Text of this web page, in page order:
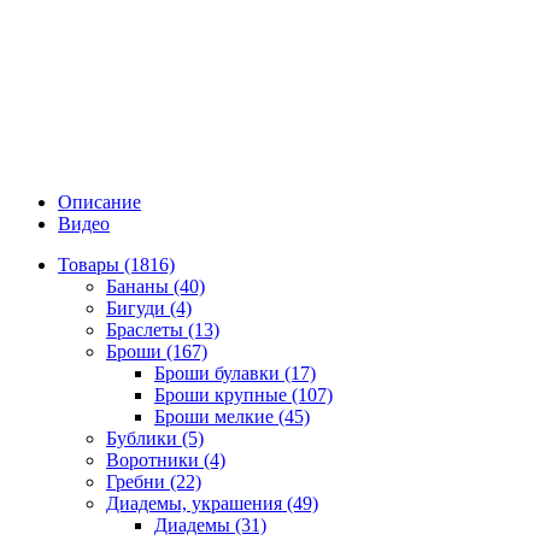
Описание
Видео
Товары (1816)
Бананы (40)
Бигуди (4)
Браслеты (13)
Броши (167)
Броши булавки (17)
Броши крупные (107)
Броши мелкие (45)
Бублики (5)
Воротники (4)
Гребни (22)
Диадемы, украшения (49)
Диадемы (31)